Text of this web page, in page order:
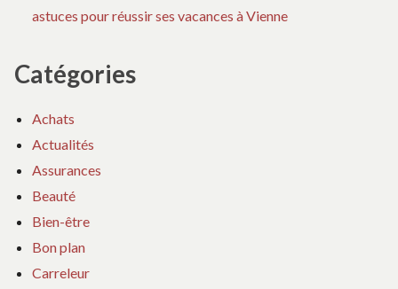
astuces pour réussir ses vacances à Vienne
Catégories
Achats
Actualités
Assurances
Beauté
Bien-être
Bon plan
Carreleur